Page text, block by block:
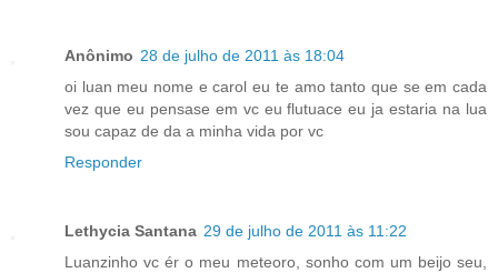
Anônimo 28 de julho de 2011 às 18:04
oi luan meu nome e carol eu te amo tanto que se em cada
vez que eu pensase em vc eu flutuace eu ja estaria na lua
sou capaz de da a minha vida por vc
Responder
Lethycia Santana 29 de julho de 2011 às 11:22
Luanzinho vc ér o meu meteoro, sonho com um beijo seu,